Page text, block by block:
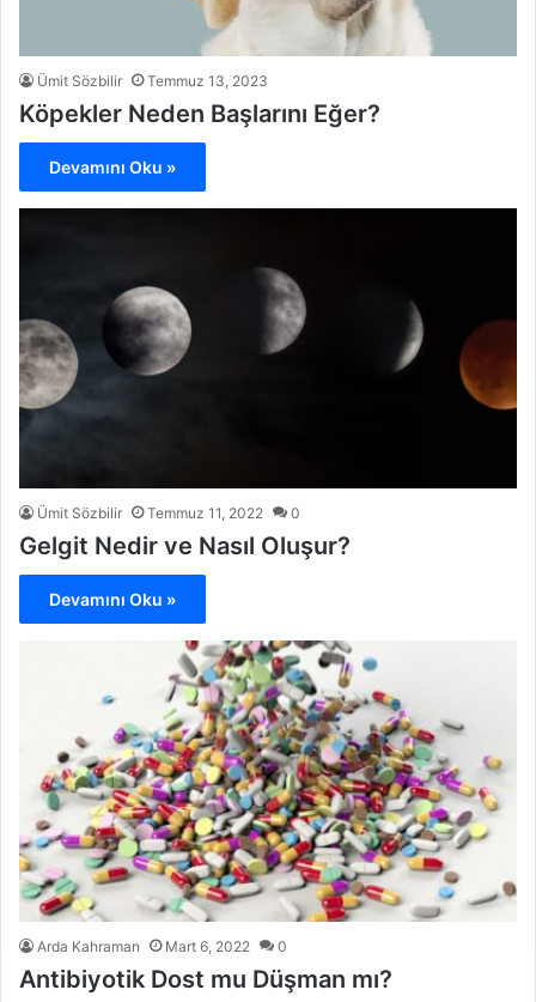
Ümit Sözbilir Temmuz 13, 2023
Köpekler Neden Başlarını Eğer?
Devamını Oku »
Ümit Sözbilir Temmuz 11, 2022 0
Gelgit Nedir ve Nasıl Oluşur?
Devamını Oku »
Arda Kahraman Mart 6, 2022 0
Antibiyotik Dost mu Düşman mı?